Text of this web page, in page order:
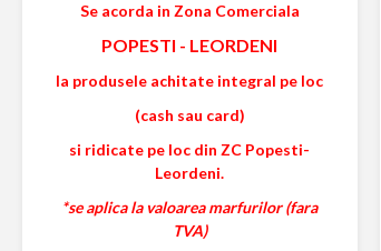
Se acorda in Zona Comerciala
POPESTI - LEORDENI
la produsele achitate integral pe loc
(cash sau card)
si ridicate pe loc din ZC Popesti-
Leordeni.
*se aplica la valoarea marfurilor (fara
TVA)